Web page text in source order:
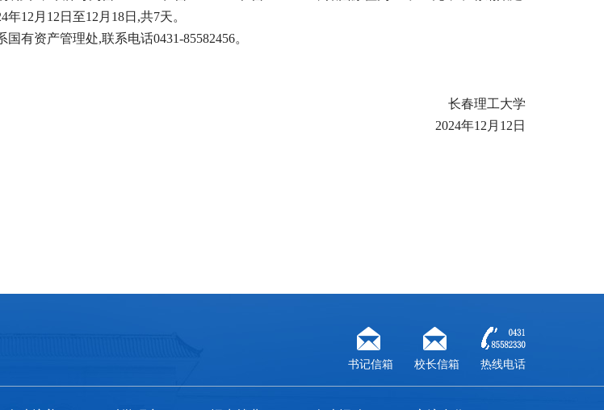
12月12日至12月18日,共7天。
有资产管理处,联系电话0431-85582456。
长春理工大学
2024年12月12日
书记信箱 校长信箱 热线电话